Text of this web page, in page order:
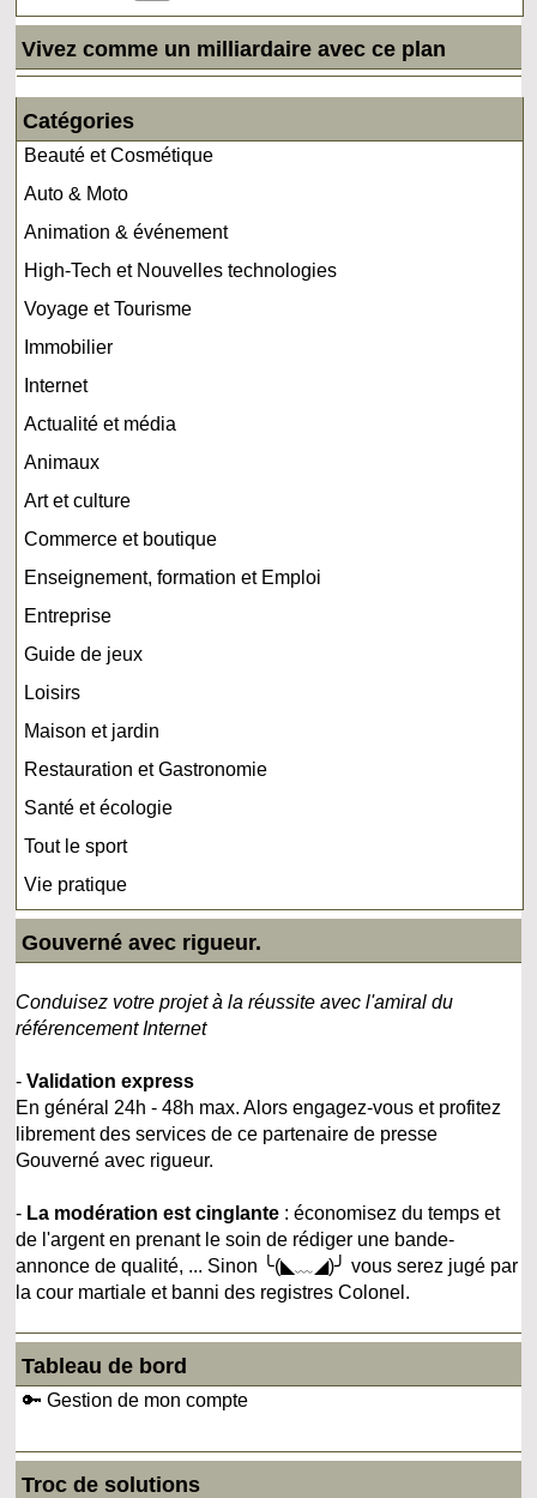
Vivez comme un milliardaire avec ce plan
Catégories
Beauté et Cosmétique
Auto & Moto
Animation & événement
High-Tech et Nouvelles technologies
Voyage et Tourisme
Immobilier
Internet
Actualité et média
Animaux
Art et culture
Commerce et boutique
Enseignement, formation et Emploi
Entreprise
Guide de jeux
Loisirs
Maison et jardin
Restauration et Gastronomie
Santé et écologie
Tout le sport
Vie pratique
Gouverné avec rigueur.
Conduisez votre projet à la réussite avec l'amiral du
référencement Internet
-Validation express
En général 24h - 48h max. Alors engagez-vous et profitez
librement des services de ce partenaire de presse
Gouverné avec rigueur.
- La modération est cinglante : économisez du temps et
de l'argent en prenant le soin de rédiger une bande-
annonce de qualité, ... Sinon ╰(◣﹏◢)╯ vous serez jugé par
la cour martiale et banni des registres Colonel.
Tableau de bord
🔑 Gestion de mon compte
Troc de solutions